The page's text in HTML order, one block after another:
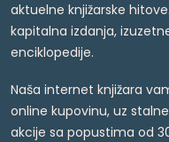
aktuelne knjižarske
kapitalna izdanja,
enciklopedije.
Naša internet knjižara
online kupovinu, uz
akcije sa popustima od